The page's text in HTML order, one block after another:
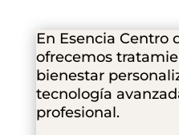
En Esencia Centro
ofrecemos
bienestar
tecnología
profesional.